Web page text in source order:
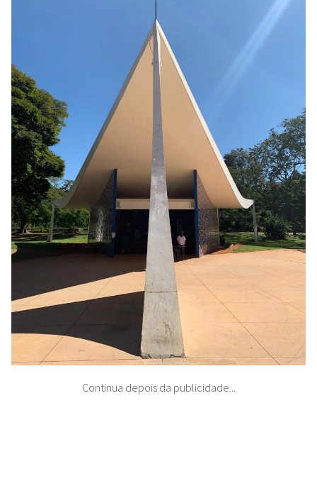
Continua depois da publicidade...